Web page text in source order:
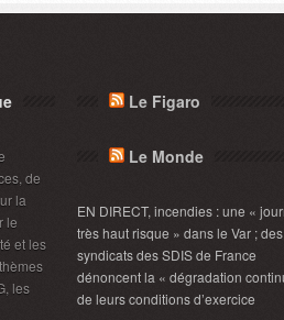
de
la
le
et les
les
Le Figaro
Le Monde
EN DIRECT, incendies : une «
très haut risque » dans le Var ; des
syndicats des SDIS de France
dénoncent la « dégradation
de leurs conditions d’exercice